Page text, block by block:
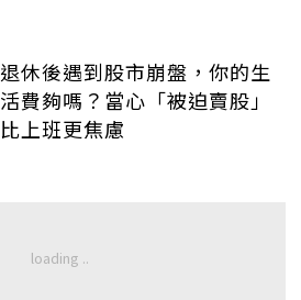
退休後遇到股市崩盤，你的生
活費夠嗎？當心「被迫賣股」
比上班更焦慮